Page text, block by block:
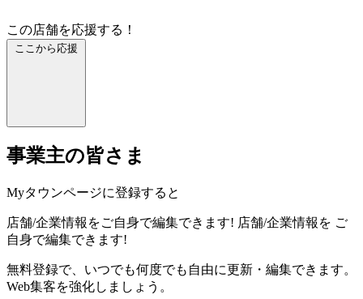
この店舗を応援する！
ここから応援
事業主の皆さま
Myタウンページに登録すると
店舗/企業情報をご自身で編集できます! 店舗/企業情報を ご
自身で編集できます!
無料登録で、いつでも何度でも自由に更新・編集できます。
Web集客を強化しましょう。